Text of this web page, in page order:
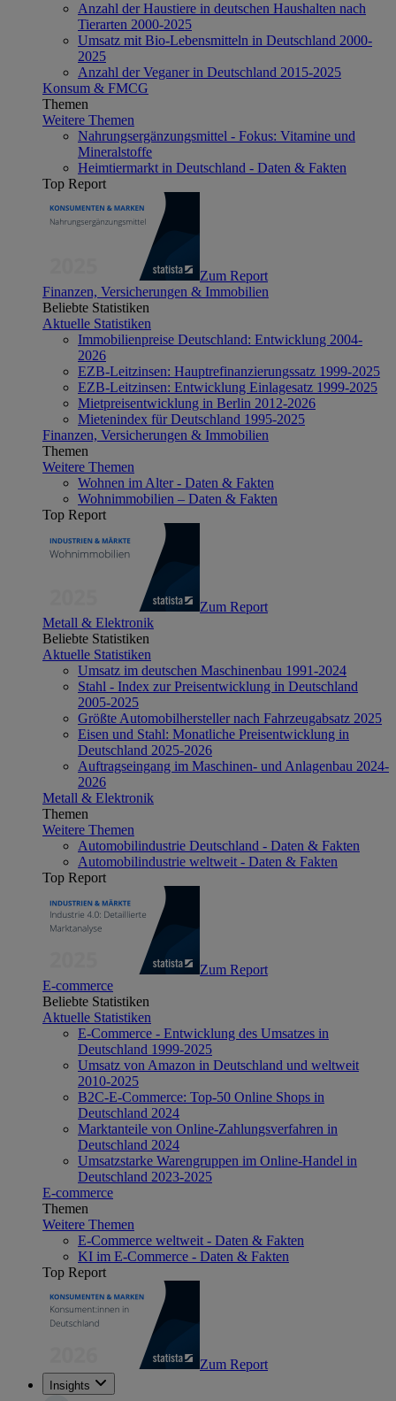
Anzahl der Haustiere in deutschen Haushalten nach
Tierarten 2000-2025
Umsatz mit Bio-Lebensmitteln in Deutschland 2000-
2025
Anzahl der Veganer in Deutschland 2015-2025
Konsum & FMCG
Themen
Weitere Themen
Nahrungsergänzungsmittel - Fokus: Vitamine und
Mineralstoffe
Heimtiermarkt in Deutschland - Daten & Fakten
Top Report
Zum Report
Finanzen, Versicherungen & Immobilien
Beliebte Statistiken
Aktuelle Statistiken
Immobilienpreise Deutschland: Entwicklung 2004-
2026
EZB-Leitzinsen: Hauptrefinanzierungssatz 1999-2025
EZB-Leitzinsen: Entwicklung Einlagesatz 1999-2025
Mietpreisentwicklung in Berlin 2012-2026
Mietenindex für Deutschland 1995-2025
Finanzen, Versicherungen & Immobilien
Themen
Weitere Themen
Wohnen im Alter - Daten & Fakten
Wohnimmobilien – Daten & Fakten
Top Report
Zum Report
Metall & Elektronik
Beliebte Statistiken
Aktuelle Statistiken
Umsatz im deutschen Maschinenbau 1991-2024
Stahl - Index zur Preisentwicklung in Deutschland
2005-2025
Größte Automobilhersteller nach Fahrzeugabsatz 2025
Eisen und Stahl: Monatliche Preisentwicklung in
Deutschland 2025-2026
Auftragseingang im Maschinen- und Anlagenbau 2024-
2026
Metall & Elektronik
Themen
Weitere Themen
Automobilindustrie Deutschland - Daten & Fakten
Automobilindustrie weltweit - Daten & Fakten
Top Report
Zum Report
E-commerce
Beliebte Statistiken
Aktuelle Statistiken
E-Commerce - Entwicklung des Umsatzes in
Deutschland 1999-2025
Umsatz von Amazon in Deutschland und weltweit
2010-2025
B2C-E-Commerce: Top-50 Online Shops in
Deutschland 2024
Marktanteile von Online-Zahlungsverfahren in
Deutschland 2024
Umsatzstarke Warengruppen im Online-Handel in
Deutschland 2023-2025
E-commerce
Themen
Weitere Themen
E-Commerce weltweit - Daten & Fakten
KI im E-Commerce - Daten & Fakten
Top Report
Zum Report
Insights